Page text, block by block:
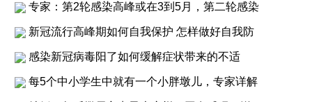
专家：第2轮感染高峰或在3到5月，第二轮感染
新冠流行高峰期如何自我保护 怎样做好自我防
感染新冠病毒阳了如何缓解症状带来的不适
每5个中小学生中就有一个小胖墩儿，专家详解